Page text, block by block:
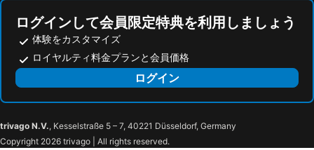
Hotel Milano Castello
モキンバ ホテルズ キング
Clerici Boutique Hotel
Cadorna Luxury Hotel
Parcheggio & idromassaggio Brera
Hotel Vecchia Milano
Palazzo Cordusio, a Gran Melia Hotel
Santa Marta Suites
Al Naviglio 81
Mediolanum Forum
Wengen Bahnhof
サンタ・マリア・デッレ・グラツィエ教会
Museo del Duomo di Milano
Lotto - Fieramilanocity Metro Station
Hauptbahnhof Luzern
Sils Maria
Central Station
Veronafiere
Fontana di Piazza Castello
Museo Egizio
Cairoli Metro Station
スフォルツェスコ城
Teatro dal Verme
Lanza - Brera - Piccolo Teatro Metro Station
ログインして会員限定特典を利用しましょう
体験をカスタマイズ
ロイヤルティ料金プランと会員価格
ログイン
trivago N.V., Kesselstraße 5 – 7, 40221 Düsseldorf, Germany
Copyright 2026 trivago | All rights reserved.